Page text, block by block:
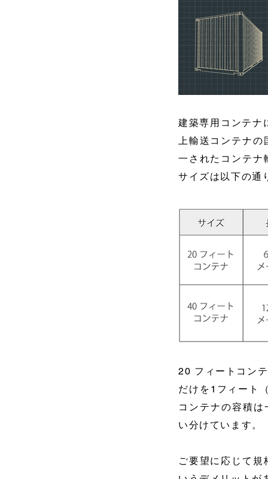
建築専用コンテナ
上輸送コンテナ
一されたコンテナ
サイズは以下の通
20 フィートコン
だけを1フィート
コンテナの容積
い分けています。
ご要望に応じて